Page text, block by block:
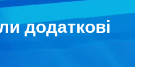
додаткові